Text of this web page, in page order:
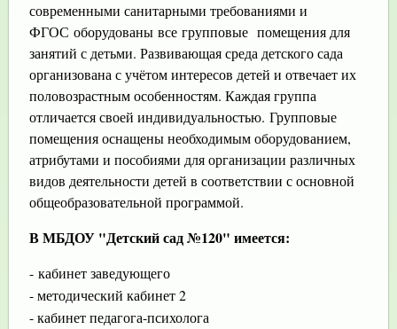
современными санитарными требованиями и
ФГОС оборудованы все групповые помещения для
занятий с детьми. Развивающая среда детского сада
организована с учётом интересов детей и отвечает их
половозрастным особенностям. Каждая группа
отличается своей индивидуальностью. Групповые
помещения оснащены необходимым оборудованием,
атрибутами и пособиями для организации различных
видов деятельности детей в соответствии с основной
общеобразовательной программой.
В МБДОУ "Детский сад №120" имеется:
- кабинет заведующего
- методический кабинет 2
- кабинет педагога-психолога